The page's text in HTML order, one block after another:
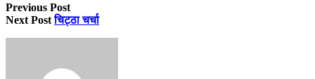
Previous Post
Next Post चिट्ठा चर्चा